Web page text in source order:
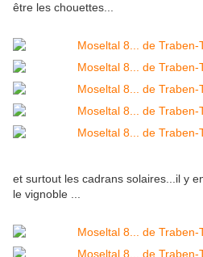
être les chouettes...
et surtout les cadrans solaires...il y
le vignoble ...